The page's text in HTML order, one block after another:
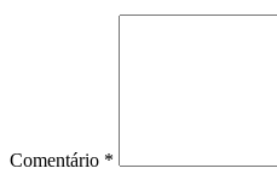
Comentário *